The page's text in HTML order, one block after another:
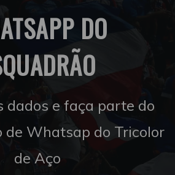
DO
dados e faça parte do
de Whatsap do Tricolor
de Aço